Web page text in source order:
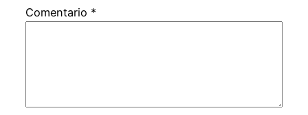
Comentario *